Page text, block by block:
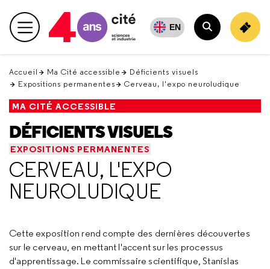
en
haut Menu principal EN
Rechercher
Accueil Ma Cité accessible
Déficients visuels
Expositions permanentes
Cerveau, l'expo neuroludique
MA CITÉ ACCESSIBLE
DÉFICIENTS VISUELS
EXPOSITIONS PERMANENTES
CERVEAU, L'EXPO
NEUROLUDIQUE
Cette exposition rend compte des dernières découvertes
sur le cerveau, en mettant l'accent sur les processus
d'apprentissage. Le commissaire scientifique, Stanislas